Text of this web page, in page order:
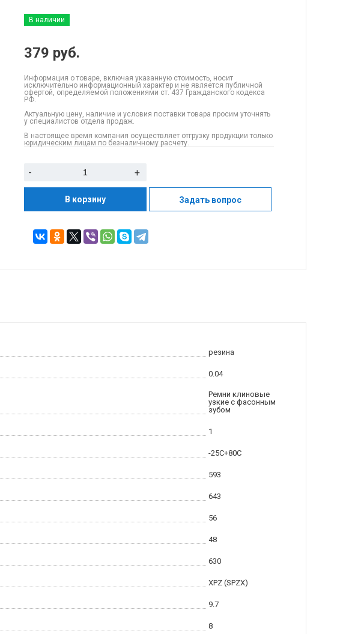
В наличии
379 руб.
Информация о товаре, включая указанную стоимость, носит
исключительно информационный характер и не является публичной
офертой, определяемой положениями ст. 437 Гражданского кодекса
РФ.
Актуальную цену, наличие и условия поставки товара просим уточнять
у специалистов отдела продаж.
В настоящее время компания осуществляет отгрузку продукции только
юридическим лицам по безналичному расчету.
- +
В корзину Задать вопрос
резина
0.04
Ремни клиновые
узкие с фасонным
зубом
1
-25С+80С
593
643
56
48
630
XPZ (SPZX)
9.7
8